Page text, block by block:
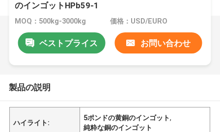
のインゴットHPb59-1
MOQ：500kg-3000kg 価格：USD/EURO
ベストプライス お問い合わせ
製品の説明
ハイライト:
5ポンドの黄銅のインゴット,
純粋な銅のインゴット